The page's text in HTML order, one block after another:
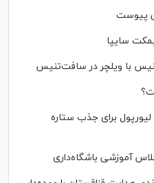
پیوست
سایپا
با ویلچر در سافت‌تنیس
لیورپول برای جذب ستاره
آموزشی باشگاه‌داری